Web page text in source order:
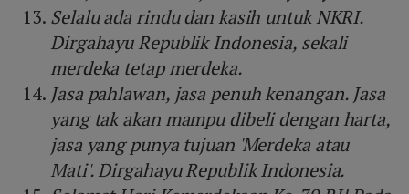
Selalu ada rindu dan kasih untuk NKRI.
Dirgahayu Republik Indonesia, sekali
merdeka tetap merdeka.
Jasa pahlawan, jasa penuh kenangan. Jasa
yang tak akan mampu dibeli dengan harta,
jasa yang punya tujuan 'Merdeka atau
Mati'. Dirgahayu Republik Indonesia.